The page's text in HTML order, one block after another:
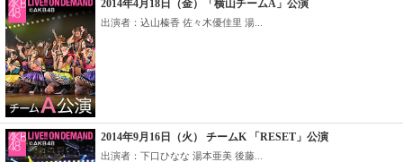
2014年4月18日（金）「横山チームA」公演
出演者：込山榛香 佐々木優佳里 湯...
2014年9月16日（火） チームK 「RESET」公演
出演者：下口ひなな 湯本亜美 後藤...